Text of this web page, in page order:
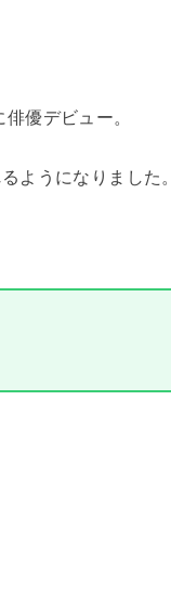
優デビュー。
ようになりました。